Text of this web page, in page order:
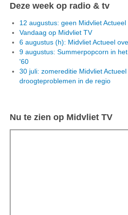
Deze week op radio & tv
12 augustus: geen Midvliet
Vandaag op Midvliet TV
6 augustus (h): Midvliet Actueel
9 augustus: Summerpopcorn in
'60
30 juli: zomereditie Midvliet
droogteproblemen in de regio
Nu te zien op Midvliet TV